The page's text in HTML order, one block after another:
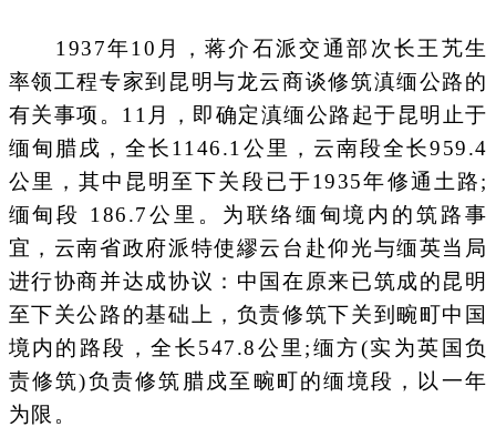
1937年10月，蒋介石派交通部次长王艽生
率领工程专家到昆明与龙云商谈修筑滇缅公路的
有关事项。11月，即确定滇缅公路起于昆明止于
缅甸腊戌，全长1146.1公里，云南段全长959.4
公里，其中昆明至下关段已于1935年修通土路;
缅甸段 186.7公里。为联络缅甸境内的筑路事
宜，云南省政府派特使繆云台赴仰光与缅英当局
进行协商并达成协议：中国在原来已筑成的昆明
至下关公路的基础上，负责修筑下关到畹町中国
境内的路段，全长547.8公里;缅方(实为英国负
责修筑)负责修筑腊戍至畹町的缅境段，以一年
为限。